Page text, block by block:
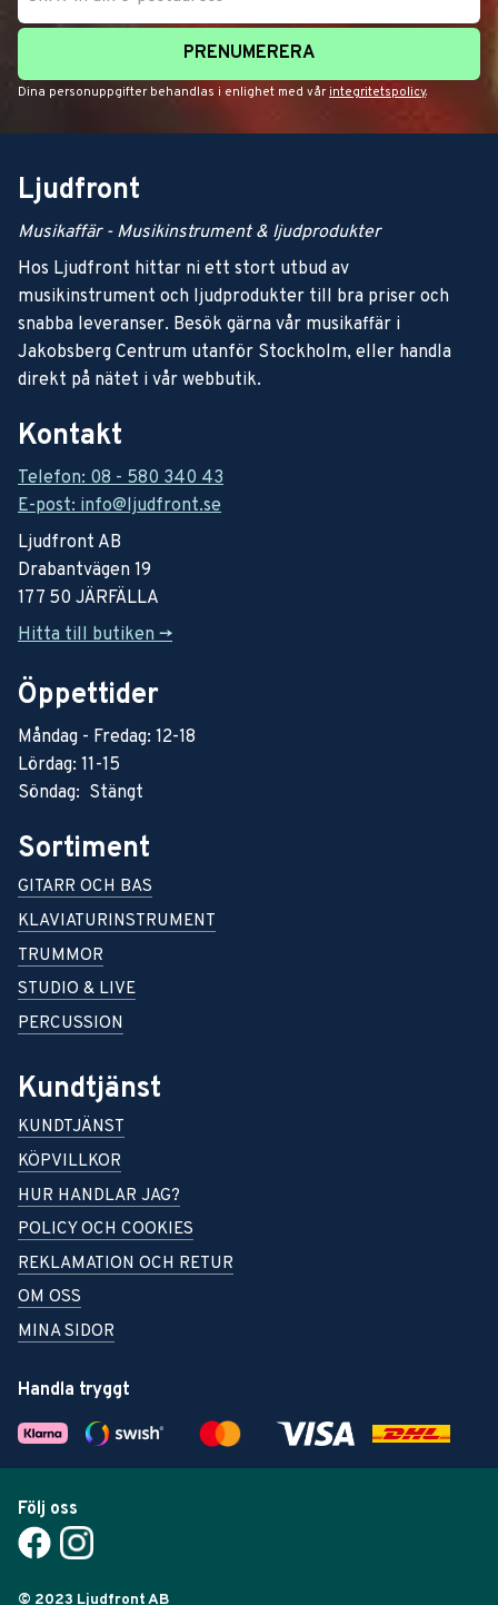
PRENUMERERA
Dina personuppgifter behandlas i enlighet med vår integritetspolicy.
Ljudfront
Musikaffär - Musikinstrument & ljudprodukter
Hos Ljudfront hittar ni ett stort utbud av
musikinstrument och ljudprodukter till bra priser och
snabba leveranser. Besök gärna vår musikaffär i
Jakobsberg Centrum utanför Stockholm, eller handla
direkt på nätet i vår webbutik.
Kontakt
Telefon: 08 - 580 340 43
E-post: info@ljudfront.se
Ljudfront AB
Drabantvägen 19
177 50 JÄRFÄLLA
Hitta till butiken ->
Öppettider
Måndag - Fredag: 12-18
Lördag: 11-15
Söndag: Stängt
Sortiment
GITARR OCH BAS
KLAVIATURINSTRUMENT
TRUMMOR
STUDIO & LIVE
PERCUSSION
Kundtjänst
KUNDTJÄNST
KÖPVILLKOR
HUR HANDLAR JAG?
POLICY OCH COOKIES
REKLAMATION OCH RETUR
OM OSS
MINA SIDOR
Handla tryggt
Följ oss
© 2023 Ljudfront AB